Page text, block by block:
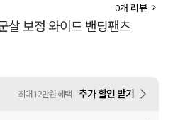
언더웨어
살 보정 와이드 밴딩팬츠
0개 리뷰
최대 12만원 혜택 추가 할인 받기